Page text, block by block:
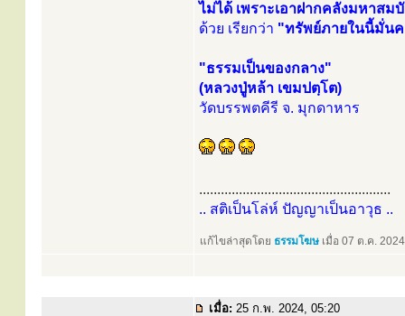
ไม่ได้ เพราะเอาฝากคลังมหาสม
ด้วย เรียกว่า "ทรัพย์ภายในนี้มั่นค
"ธรรมเป็นของกลาง"
(หลวงปู่หล้า เขมปตฺโต)
วัดบรรพตคีรี จ. มุกดาหาร
.....................................................
.. สติเป็นโล่ห์ ปัญญาเป็นอาวุธ ..
แก้ไขล่าสุดโดย ธรรมโฆษ เมื่อ 07 ต.ค.
เมื่อ: 25 ก.พ. 2024, 05:20